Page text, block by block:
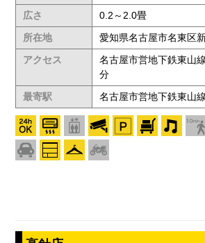
広さ
0.2～2.0畳
所在地
愛知県名古屋市名東区
アクセス
名古屋市営地下鉄東山
分
最寄駅
名古屋市営地下鉄東山